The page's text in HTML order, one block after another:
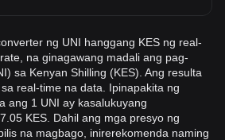
ng UNI hanggang KES ng real-
na ginagawang madali ang pag-
sa Kenyan Shilling (KES). Ang resulta
real-time na data. Ipinapakita ng
ang 1 UNI ay kasalukuyang
KES. Dahil ang mga presyo ng
na magbago, inirerekomenda naming